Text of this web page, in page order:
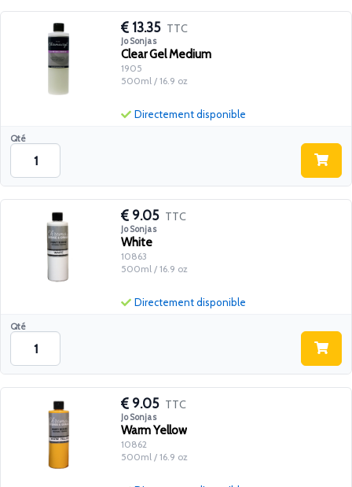
13.35 TTC
Jo Sonjas
Clear Gel Medium
1905
500ml / 16.9 oz
Qté
Directement disponible
9.05 TTC
Jo Sonjas
White
10863
500ml / 16.9 oz
Qté
Directement disponible
9.05 TTC
Jo Sonjas
Warm Yellow
10862
500ml / 16.9 oz